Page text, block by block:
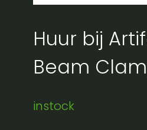
Huur bij
Beam
instock